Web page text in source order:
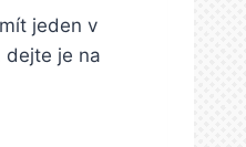
jeden v
dejte je na